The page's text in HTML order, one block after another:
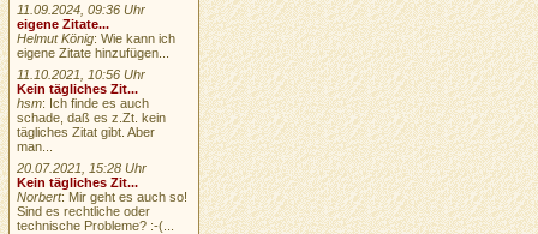
11.09.2024, 09:36 Uhr
eigene Zitate...
Helmut König: Wie kann ich
eigene Zitate hinzufügen...
11.10.2021, 10:56 Uhr
Kein tägliches Zit...
hsm: Ich finde es auch
schade, daß es z.Zt. kein
tägliches Zitat gibt. Aber
man...
20.07.2021, 15:28 Uhr
Kein tägliches Zit...
Norbert: Mir geht es auch so!
Sind es rechtliche oder
technische Probleme? :-(...